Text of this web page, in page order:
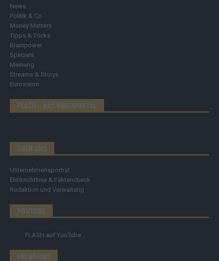
News
Politik & Co
Money Matters
Tipps & Tricks
Brainpower
Specials
Meinung
Streams & Storys
Eurovision
FLASH – DAS VIDEOPORTAL
ÜBER UNS
Unternehmensporträt
Ehtikrichtlinie & Faktencheck
Redaktion und Verwaltung
YOUTUBE
FLASH auf YouTube
FOLGE UNS